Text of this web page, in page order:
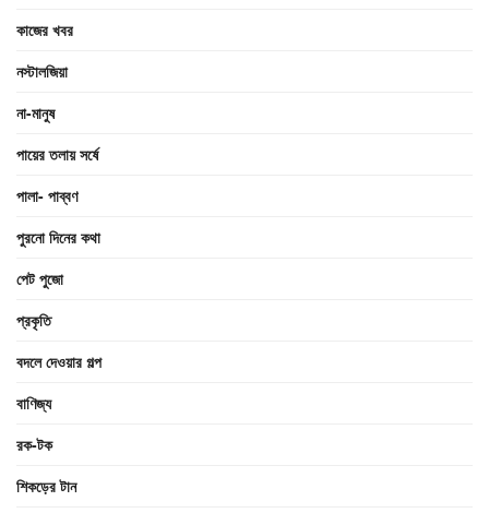
কাজের খবর
নস্টালজিয়া
না-মানুষ
পায়ের তলায় সর্ষে
পালা- পাব্বণ
পুরনো দিনের কথা
পেট পুজো
প্রকৃতি
বদলে দেওয়ার গল্প
বাণিজ্য
রক-টক
শিকড়ের টান